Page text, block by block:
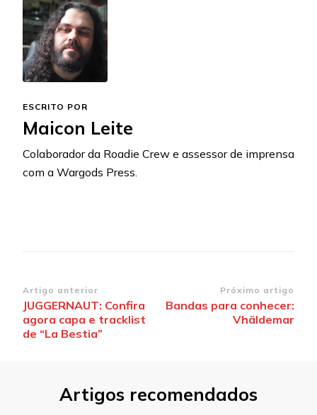
ESCRITO POR
Maicon Leite
Colaborador da Roadie Crew e assessor de imprensa
com a Wargods Press.
Navegação
de
post
Artigo anterior
JUGGERNAUT: Confira
agora capa e tracklist
de “La Bestia”
Próximo artigo
Bandas para conhecer:
Vhäldemar
Artigos recomendados